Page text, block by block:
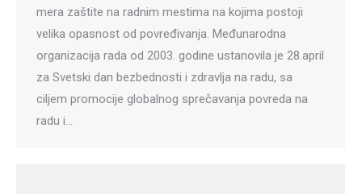
mera zaštite na radnim mestima na kojima postoji
velika opasnost od povređivanja. Međunarodna
organizacija rada od 2003. godine ustanovila je 28.april
za Svetski dan bezbednosti i zdravlja na radu, sa
ciljem promocije globalnog sprečavanja povreda na
radu i…